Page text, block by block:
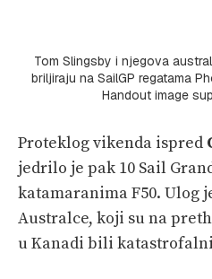
Tom Slingsby i njegova
briljiraju na SailGP regatama
Handout image
Proteklog vikenda ispred
jedrilo je pak 10 Sail
katamaranima F50. Ulog
Australce, koji su na
u Kanadi bili